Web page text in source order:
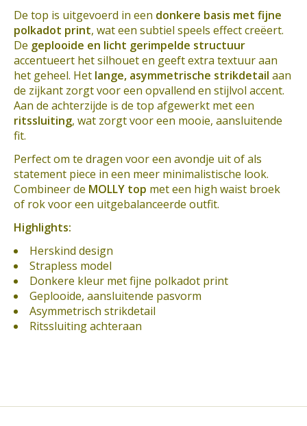
De top is uitgevoerd in een donkere basis met fijne
polkadot print, wat een subtiel speels effect creëert.
De geplooide en licht gerimpelde structuur
accentueert het silhouet en geeft extra textuur aan
het geheel. Het lange, asymmetrische strikdetail aan
de zijkant zorgt voor een opvallend en stijlvol accent.
Aan de achterzijde is de top afgewerkt met een
ritssluiting, wat zorgt voor een mooie, aansluitende
fit.
Perfect om te dragen voor een avondje uit of als
statement piece in een meer minimalistische look.
Combineer de MOLLY top met een high waist broek
of rok voor een uitgebalanceerde outfit.
Highlights:
Herskind design
Strapless model
Donkere kleur met fijne polkadot print
Geplooide, aansluitende pasvorm
Asymmetrisch strikdetail
Ritssluiting achteraan